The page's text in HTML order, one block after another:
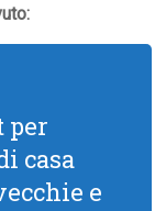
per
casa
e